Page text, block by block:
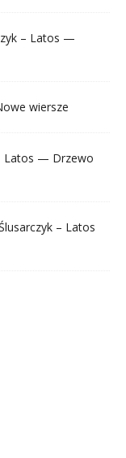
– Latos —
wiersze
Latos — Drzewo
– Latos